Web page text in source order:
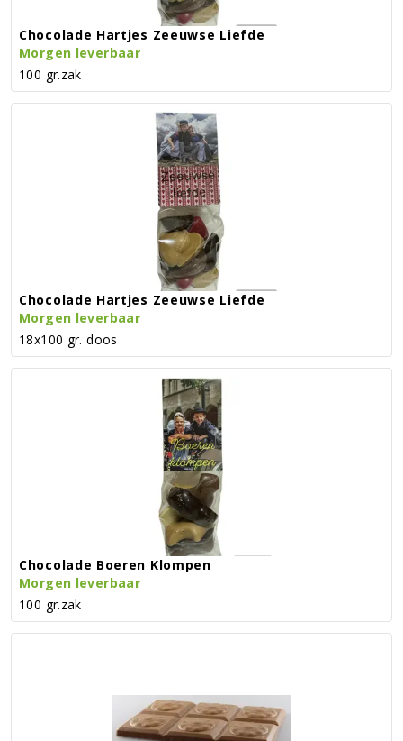
Chocolade Hartjes Zeeuwse Liefde
Morgen leverbaar
100 gr.zak
Chocolade Hartjes Zeeuwse Liefde
Morgen leverbaar
18x100 gr. doos
Chocolade Boeren Klompen
Morgen leverbaar
100 gr.zak